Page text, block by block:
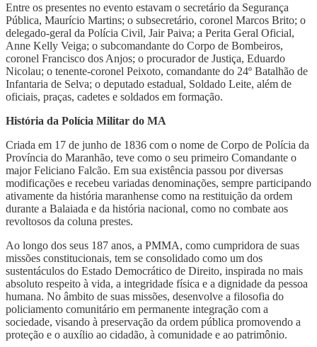
Entre os presentes no evento estavam o secretário da Segurança
Pública, Maurício Martins; o subsecretário, coronel Marcos Brito; o
delegado-geral da Polícia Civil, Jair Paiva; a Perita Geral Oficial,
Anne Kelly Veiga; o subcomandante do Corpo de Bombeiros,
coronel Francisco dos Anjos; o procurador de Justiça, Eduardo
Nicolau; o tenente-coronel Peixoto, comandante do 24º Batalhão de
Infantaria de Selva; o deputado estadual, Soldado Leite, além de
oficiais, praças, cadetes e soldados em formação.
História da Polícia Militar do MA
Criada em 17 de junho de 1836 com o nome de Corpo de Polícia da
Província do Maranhão, teve como o seu primeiro Comandante o
major Feliciano Falcão. Em sua existência passou por diversas
modificações e recebeu variadas denominações, sempre participando
ativamente da história maranhense como na restituição da ordem
durante a Balaiada e da história nacional, como no combate aos
revoltosos da coluna prestes.
Ao longo dos seus 187 anos, a PMMA, como cumpridora de suas
missões constitucionais, tem se consolidado como um dos
sustentáculos do Estado Democrático de Direito, inspirada no mais
absoluto respeito à vida, a integridade física e a dignidade da pessoa
humana. No âmbito de suas missões, desenvolve a filosofia do
policiamento comunitário em permanente integração com a
sociedade, visando à preservação da ordem pública promovendo a
proteção e o auxílio ao cidadão, à comunidade e ao patrimônio.